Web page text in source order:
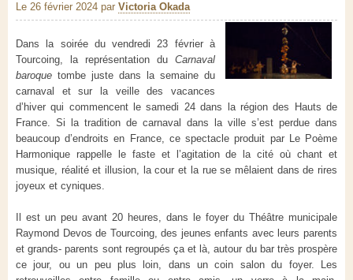
Le 26 février 2024 par Victoria Okada
Dans la soirée du vendredi 23 février à
Tourcoing, la représentation du Carnaval
baroque tombe juste dans la semaine du
carnaval et sur la veille des vacances
d’hiver qui commencent le samedi 24 dans la région des Hauts de
France. Si la tradition de carnaval dans la ville s’est perdue dans
beaucoup d’endroits en France, ce spectacle produit par Le Poème
Harmonique rappelle le faste et l’agitation de la cité où chant et
musique, réalité et illusion, la cour et la rue se mêlaient dans de rires
joyeux et cyniques.
Il est un peu avant 20 heures, dans le foyer du Théâtre municipale
Raymond Devos de Tourcoing, des jeunes enfants avec leurs parents
et grands- parents sont regroupés ça et là, autour du bar très prospère
ce jour, ou un peu plus loin, dans un coin salon du foyer. Les